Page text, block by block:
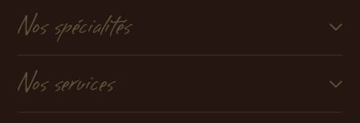
Nos spécialités
Nos services